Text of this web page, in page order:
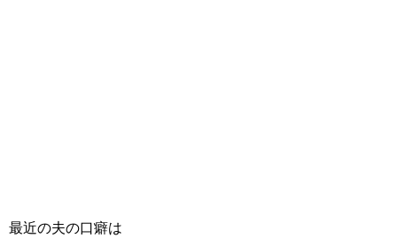
最近の夫の口癖は